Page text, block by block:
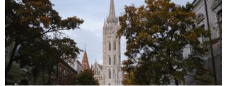
შეეხებათ! - საქართველოს
ეროვნული ბანკი განცხადებას
ავრცელებს
"ფოტოსურათი, რომელზეც ახლა
ვისაუბრებ, ნია იმნაძის ერთ-
ერთმა მეგობარმა გამომიგზავნა..."
- ეკა კუპატაძე